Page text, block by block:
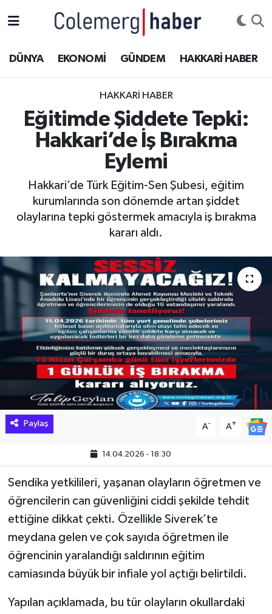
DÜNYA EKONOMİ GÜNDEM HAKKARİ HABER
HAKKARI HABER
Eğitimde Şiddete Tepki:
Hakkari’de İş Bırakma
Eylemi
Hakkari’de Türk Eğitim-Sen Şubesi, eğitim
kurumlarında son dönemde artan şiddet
olaylarına tepki göstermek amacıyla iş bırakma
kararı aldı.
Paylaş A- A+
14.04.2026 - 18:30
Sendika yetkilileri, yaşanan olayların öğretmen ve
öğrencilerin can güvenliğini ciddi şekilde tehdit
ettiğine dikkat çekti. Özellikle Siverek’te
meydana gelen ve çok sayıda öğretmen ile
öğrencinin yaralandığı saldırının eğitim
camiasında büyük bir infiale yol açtığı belirtildi.
Yapılan açıklamada, bu tür olayların okullardaki
ASAYİŞ
ÇOCUK
DOĞA
EĞİTİM
Hakkari Haber
İLGİNÇ HABERLER
KADIN
KÜLTÜR SANAT
MAGAZİN
POLİTİKA
SAĞLIK
SİYASET
SPOR
Hakkâri Hava Durumu
Hakkari Namaz Vakitleri
Hakkâri Trafik Yoğunluk Haritası
Süper Lig Puan Durumu ve Fikstür
Tüm Manşetler
Son Dakika Haberleri